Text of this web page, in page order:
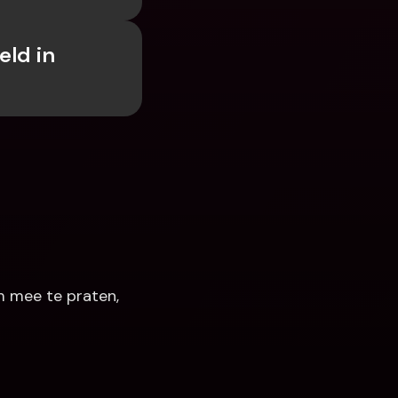
in
mee te praten,